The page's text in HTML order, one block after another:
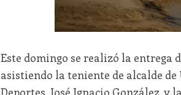
Este domingo se realizó la entrega
asistiendo la teniente de alcalde de
Deportes, José Ignacio González,